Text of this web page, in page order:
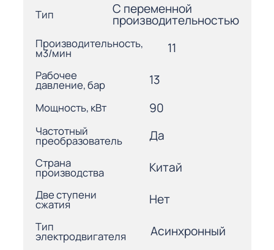
Тип С переменной
производительностью
Производительность,
м3/мин 11
Рабочее
давление, бар 13
Мощность, кВт 90
Частотный
преобразователь Да
Страна
производства Китай
Две ступени
сжатия Нет
Тип
электродвигателя Асинхронный